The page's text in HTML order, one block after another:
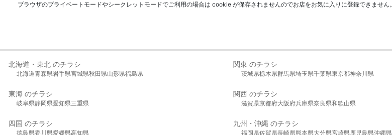
ブラウザのプライベートモードやシークレットモードでご利用の場合は cookie が保存されませんのでお店をお気に入りに登録できません。
北海道・東北 のチラシ
北海道青森県岩手県宮城県秋田県山形県福島県
関東 のチラシ
茨城県栃木県群馬県埼玉県千葉県東京都神奈川県
東海 のチラシ
岐阜県静岡県愛知県三重県
関西 のチラシ
滋賀県京都府大阪府兵庫県奈良県和歌山県
四国 のチラシ
徳島県香川県愛媛県高知県
九州・沖縄 のチラシ
福岡県佐賀県長崎県熊本県大分県宮崎県鹿児島県沖縄県